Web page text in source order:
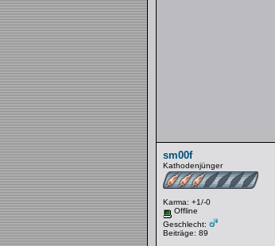
sm00f
Kathodenjünger
Karma: +1/-0
Offline
Geschlecht:
Beiträge: 89